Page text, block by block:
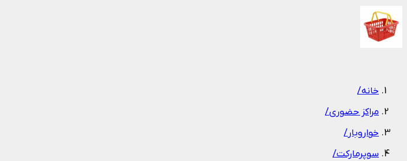
خانه/
مراکز حضوری/
خواروبار/
سوپرمارکت/